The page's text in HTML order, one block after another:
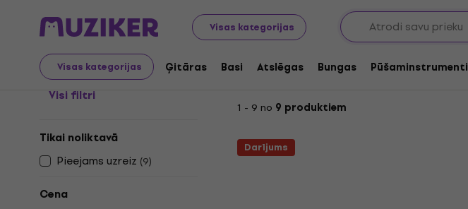
Visas kategorijas
Visas kategorijas Ģitāras Basi Atslēgas Bungas Pūšaminstrumenti
Yamaha DTX
Visi filtri
Tikai noliktavā
Pieejams uzreiz (9)
Cena
1 - 9 no 9 produktiem
Darījums